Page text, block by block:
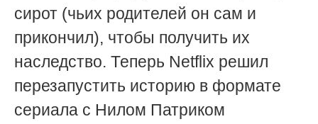
сирот (чьих родителей он сам и
прикончил), чтобы получить их
наследство. Теперь Netflix решил
перезапустить историю в формате
сериала с Нилом Патриком